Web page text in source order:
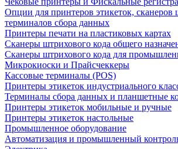
Опции для принтеров этикеток, сканеров
терминалов сбора данных
Принтеры печати на пластиковых картах
Сканеры штрихового кода общего
Сканеры штрихового кода для
Микрокиоски и Прайсчеккеры
Кассовые терминалы (POS)
Принтеры этикеток индустриального
Терминалы сбора данных и планшетные
Принтеры этикеток мобильные и ручные
Принтеры этикеток настольные
Промышленное оборудование
Автоматизация и промышленный